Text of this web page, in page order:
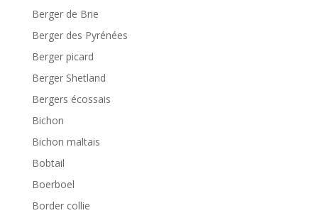
Berger de Brie
Berger des Pyrénées
Berger picard
Berger Shetland
Bergers écossais
Bichon
Bichon maltais
Bobtail
Boerboel
Border collie